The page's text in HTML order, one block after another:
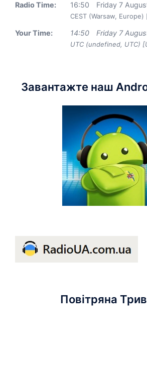
Radio Time: 16:50 Friday 7
CEST (Warsaw, Europe)
Your Time: 14:50 Friday 7
UTC (undefined, UTC)
Завантажте наш
Повітряна